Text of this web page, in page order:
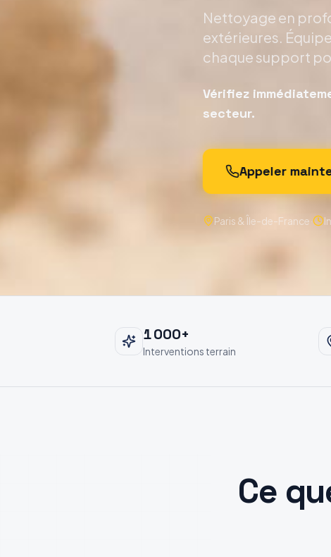
Nettoyage en
extérieures.
chaque support
Vérifiez
secteur.
Appeler
Paris & Île-de-France·
1 000+
Interventions terrain
Ce